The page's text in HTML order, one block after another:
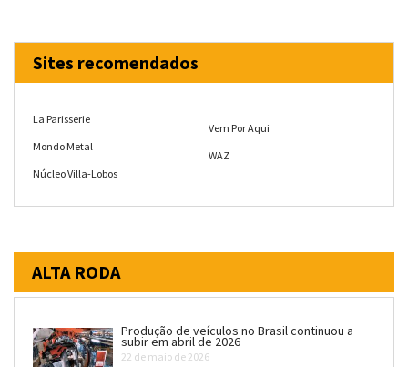
Sites recomendados
La Parisserie
Mondo Metal
Núcleo Villa-Lobos
Vem Por Aqui
WAZ
ALTA RODA
Produção de veículos no Brasil continuou a
subir em abril de 2026
22 de maio de 2026